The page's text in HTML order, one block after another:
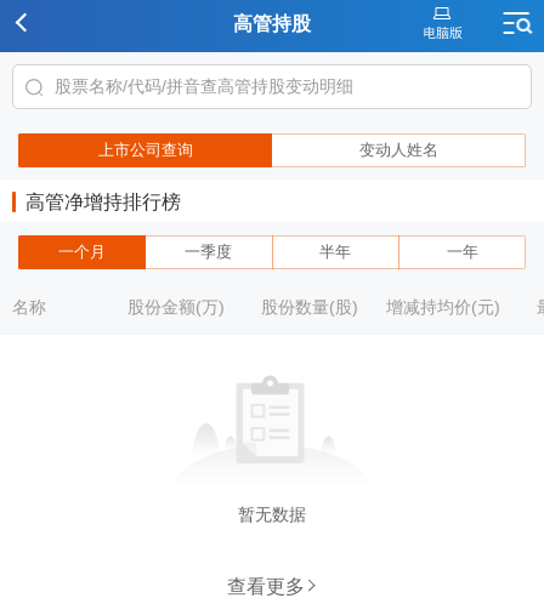
高管持股
上市公司查询 变动人姓名
高管净增持排行榜
一个月 一季度 半年 一年
名称 股份金额(万) 股份数量(股) 增减持均价(元)
暂无数据
查看更多